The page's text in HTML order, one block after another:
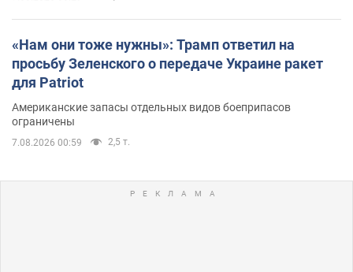
«Нам они тоже нужны»: Трамп ответил на
просьбу Зеленского о передаче Украине ракет
для Patriot
Американские запасы отдельных видов боеприпасов
ограничены
7.08.2026 00:59 2,5 т.